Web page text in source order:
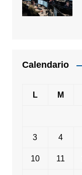
Calendario
L M
3 4
10 11